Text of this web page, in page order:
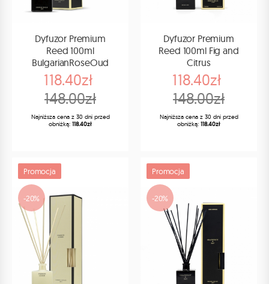
Dyfuzor Premium
Reed 100ml
BulgarianRoseOud
118.40zł
148.00zł
Najniższa cena z 30 dni przed
obniżką: 118.40zł
Dyfuzor Premium
Reed 100ml Fig and
Citrus
118.40zł
148.00zł
Najniższa cena z 30 dni przed
obniżką: 118.40zł
Promocja
-20%
Promocja
-20%